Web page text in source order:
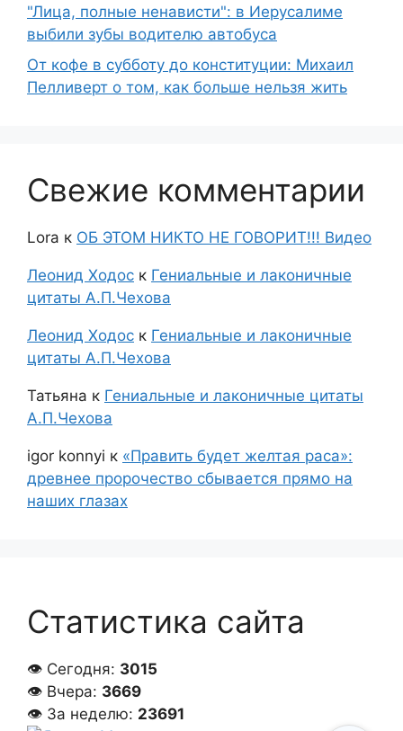
"Лица, полные ненависти": в Иерусалиме
выбили зубы водителю автобуса
От кофе в субботу до конституции: Михаил
Пелливерт о том, как больше нельзя жить
Свежие комментарии
Lora к ОБ ЭТОМ НИКТО НЕ ГОВОРИТ!!! Видео
Леонид Ходос к Гениальные и лаконичные
цитаты А.П.Чехова
Леонид Ходос к Гениальные и лаконичные
цитаты А.П.Чехова
Татьяна к Гениальные и лаконичные цитаты
А.П.Чехова
igor konnyi к «Править будет желтая раса»:
древнее пророчество сбывается прямо на
наших глазах
Статистика сайта
👁 Сегодня: 3015
👁 Вчера: 3669
👁 За неделю: 23691